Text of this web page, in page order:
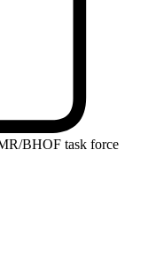
BHOF task force